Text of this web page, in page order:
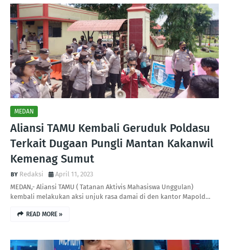
MEDAN
Aliansi TAMU Kembali Geruduk Poldasu
Terkait Dugaan Pungli Mantan Kakanwil
Kemenag Sumut
Redaksi
April 11, 2023
MEDAN,- Aliansi TAMU ( Tatanan Aktivis Mahasiswa Unggulan)
kembali melakukan aksi unjuk rasa damai di den kantor Mapold…
READ MORE »